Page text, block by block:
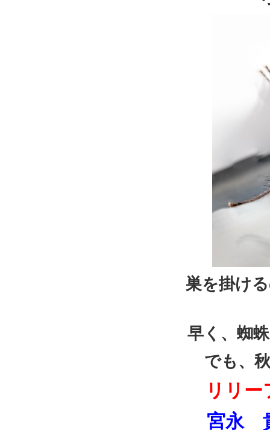
巣を掛け
早く、蜘
でも、
リリ
宮永